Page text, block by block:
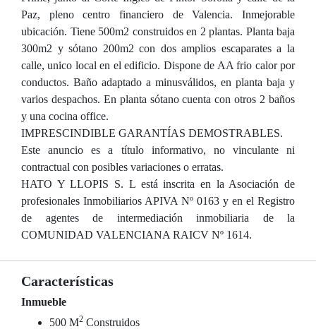
Paz, pleno centro financiero de Valencia. Inmejorable
ubicación. Tiene 500m2 construidos en 2 plantas. Planta baja
300m2 y sótano 200m2 con dos amplios escaparates a la
calle, unico local en el edificio. Dispone de AA frio calor por
conductos. Baño adaptado a minusválidos, en planta baja y
varios despachos. En planta sótano cuenta con otros 2 baños
y una cocina office.
IMPRESCINDIBLE GARANTÍAS DEMOSTRABLES.
Este anuncio es a título informativo, no vinculante ni
contractual con posibles variaciones o erratas.
HATO Y LLOPIS S. L está inscrita en la Asociación de
profesionales Inmobiliarios APIVA Nº 0163 y en el Registro
de agentes de intermediación inmobiliaria de la
COMUNIDAD VALENCIANA RAICV Nº 1614.
Características
Inmueble
500 M2 Construidos